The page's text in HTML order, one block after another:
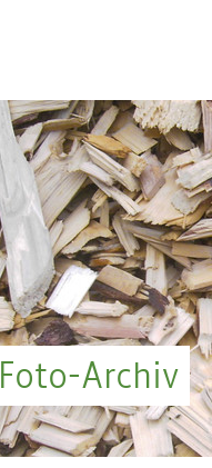
Foto-Archiv